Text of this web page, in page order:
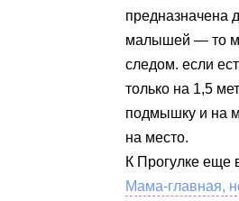
предназначена
малышей — то
следом. если
только на 1,5
подмышку и на
на место.
К Прогулке
Мама-главная,